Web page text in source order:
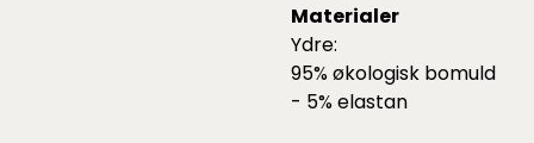
Materialer
Ydre:
95% økologisk bomuld
- 5% elastan